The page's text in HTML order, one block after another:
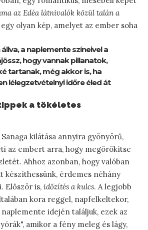
az Edéa látnivalók közül talán a
egy olyan kép, amelyet az ember soha
a naplemente színeivel a
hogy vannak pillanatok,
tartanak, még akkor is, ha
lélegzetvételnyi időre éled át
a tökéletes
kilátása annyira gyönyörű,
az embert arra, hogy megörökítse
Ahhoz azonban, hogy valóban
készíthessünk, érdemes néhány
Először is, időzítés a kulcs. A legjobb
kora reggel, napfelkeltekor,
idején találjuk, ezek az
amikor a fény meleg és lágy,